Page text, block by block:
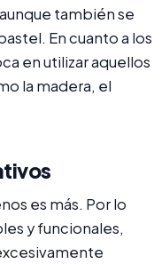
también se
En cuanto a los
en utilizar aquellos
la madera, el
es más. Por lo
y funcionales,